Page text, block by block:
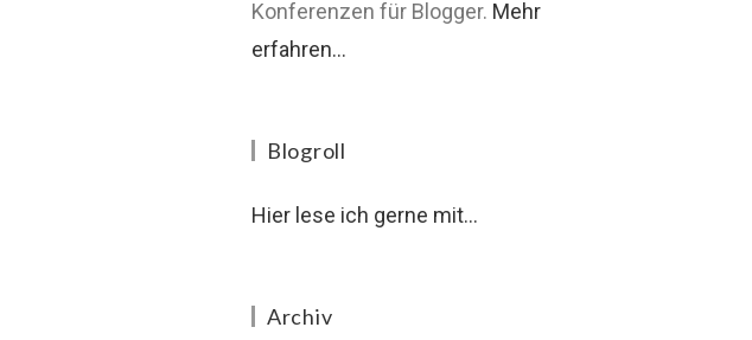
Konferenzen für Blogger. Mehr
erfahren...
Blogroll
Hier lese ich gerne mit...
Archiv